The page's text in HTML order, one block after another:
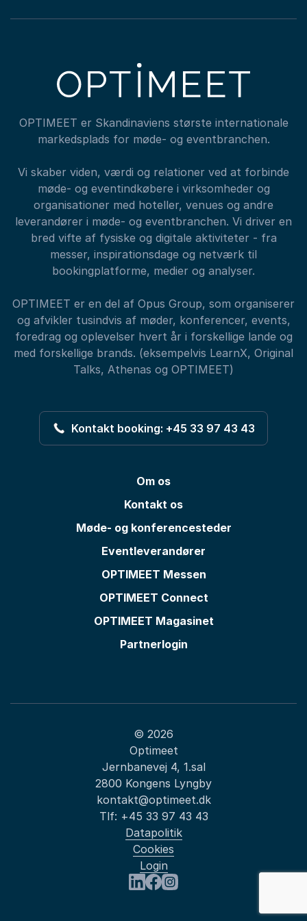
OPTIMEET er Skandinaviens største internationale
markedsplads for møde- og eventbranchen.
Vi skaber viden, værdi og relationer ved at forbinde
møde- og eventindkøbere i virksomheder og
organisationer med hoteller, venues og andre
leverandører i møde- og eventbranchen. Vi driver en
bred vifte af fysiske og digitale aktiviteter - fra
messer, inspirationsdage og netværk til
bookingplatforme, medier og analyser.
OPTIMEET er en del af Opus Group, som organiserer
og afvikler tusindvis af møder, konferencer, events,
foredrag og oplevelser hvert år i forskellige lande og
med forskellige brands. (eksempelvis LearnX, Original
Talks, Athenas og OPTIMEET)
Kontakt booking: +45 33 97 43 43
Om os
Kontakt os
Møde- og konferencesteder
Eventleverandører
OPTIMEET Messen
OPTIMEET Connect
OPTIMEET Magasinet
Partnerlogin
© 2026
Optimeet
Jernbanevej 4, 1.sal
2800 Kongens Lyngby
kontakt@optimeet.dk
Tlf: +45 33 97 43 43
Datapolitik
Cookies
Login